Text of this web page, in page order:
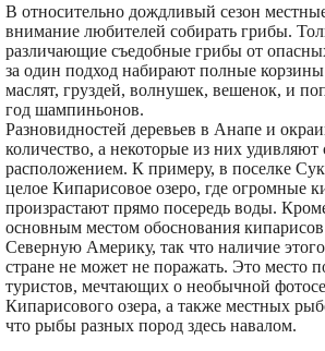
В относительно дождливый сезон
внимание любителей собирать грибы.
различающие съедобные грибы от
за один подход набирают полные
маслят, груздей, волнушек, вешенок, и
год шампиньонов.
Разновидностей деревьев в Анапе и
количество, а некоторые из них удивляют
расположением. К примеру, в поселке
целое Кипарисовое озеро, где огромные
произрастают прямо посередь воды.
основным местом обоснования кипарисов
Северную Америку, так что наличие этого
стране не может не поражать. Это место
туристов, мечтающих о необычной
Кипарисового озера, а также местных
что рыбы разных пород здесь навалом.